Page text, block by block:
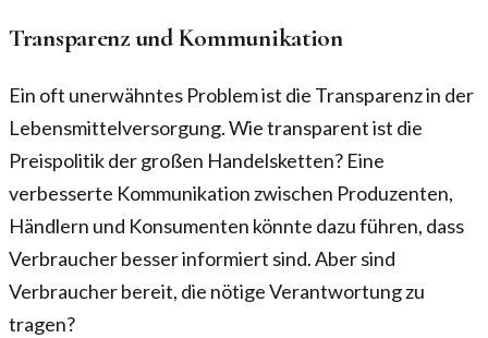
Transparenz und Kommunikation
Ein oft unerwähntes Problem ist die Transparenz in der
Lebensmittelversorgung. Wie transparent ist die
Preispolitik der großen Handelsketten? Eine
verbesserte Kommunikation zwischen Produzenten,
Händlern und Konsumenten könnte dazu führen, dass
Verbraucher besser informiert sind. Aber sind
Verbraucher bereit, die nötige Verantwortung zu
tragen?